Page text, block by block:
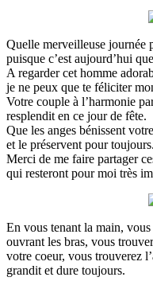
Quelle merveilleuse journée
puisque c’est aujourd’hui
A regarder cet homme
je ne peux que te féliciter
Votre couple à l’harmonie
resplendit en ce jour de fête.
Que les anges bénissent
et le préservent pour toujours.
Merci de me faire partager
qui resteront pour moi très
En vous tenant la main,
ouvrant les bras, vous
votre coeur, vous trouverez
grandit et dure toujours.